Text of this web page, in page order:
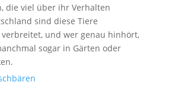
die viel über ihr Verhalten
sind diese Tiere
und wer genau hinhört,
sogar in Gärten oder